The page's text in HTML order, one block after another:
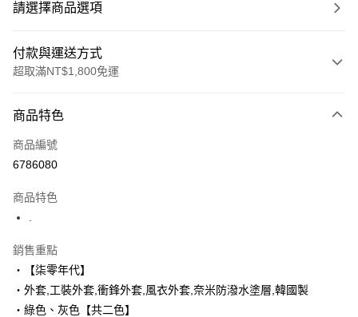
請選擇商品選項
付款與運送方式
超取滿NT$1,800免運
信用卡一次付款
超商取貨付款
街口支付
悠遊付
Google Pay
商品特色
商品編號
6786080
商品特色
銷售重點
‧【柒零年代】
‧外套,工裝外套,衝鋒外套,風衣外套,奈米防潑水塗層,韓國製
‧綠色、灰色【共二色】